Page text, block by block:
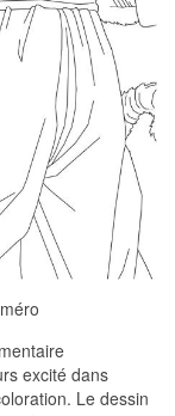
excité dans
Le dessin